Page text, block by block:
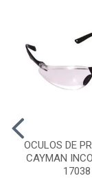
OCULOS DE
CAYMAN
17038